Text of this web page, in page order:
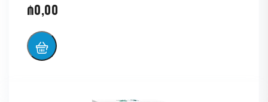
₼0,00